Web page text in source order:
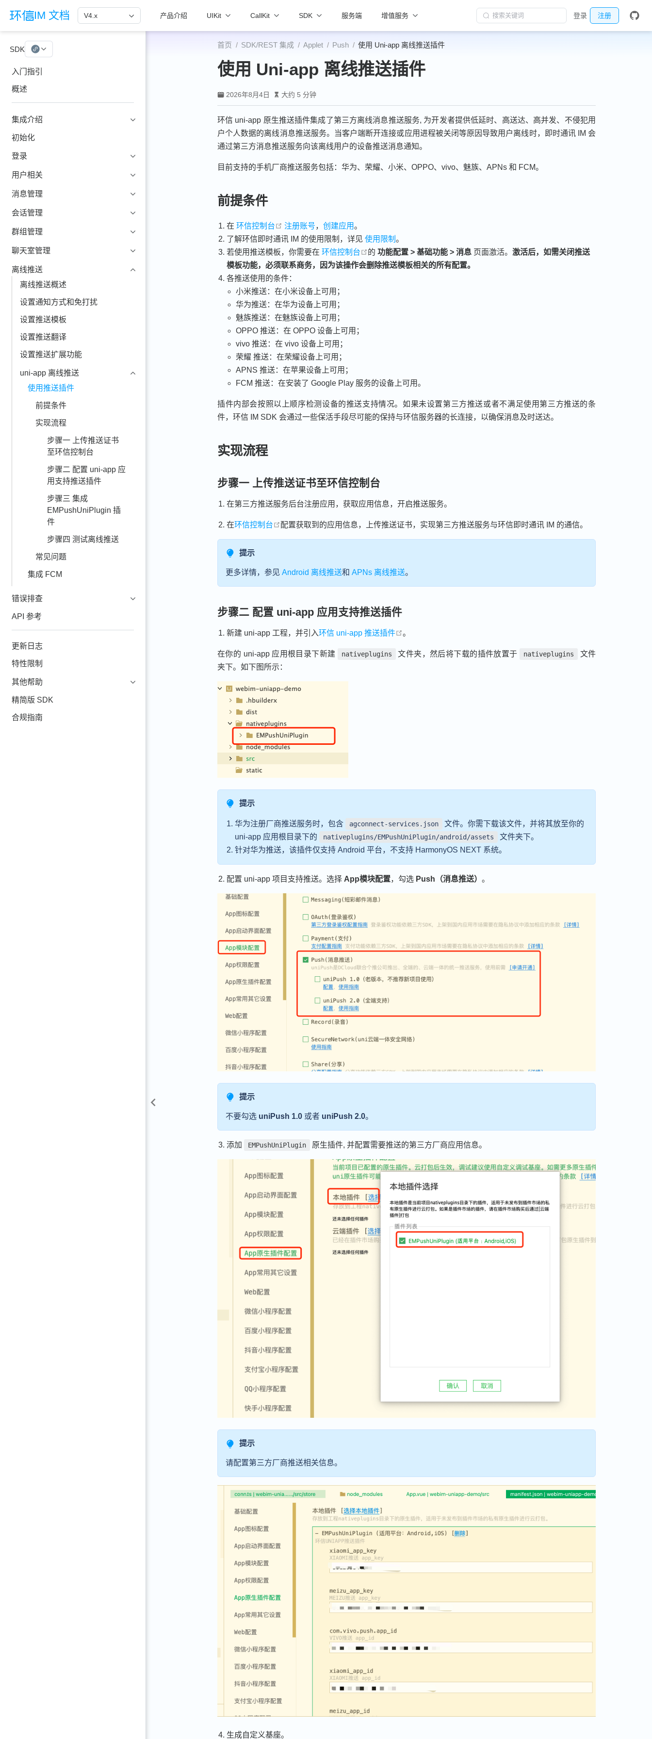
IM 文档 V4.x 产品介绍 UIKit CallKit SDK 服务端 增值服务 搜索关键词 登录 注册
SDK 小程序
入门指引
概述
集成介绍
初始化
登录
用户相关
消息管理
会话管理
群组管理
聊天室管理
离线推送
离线推送概述
设置通知方式和免打扰
设置推送模板
设置推送翻译
设置推送扩展功能
uni-app 离线推送
使用推送插件
前提条件
实现流程
步骤一 上传推送证书
至环信控制台
步骤二 配置 uni-app 应
用支持推送插件
步骤三 集成
EMPushUniPlugin 插
件
步骤四 测试离线推送
常见问题
集成 FCM
错误排查
API 参考
更新日志
特性限制
其他帮助
精简版 SDK
合规指南
首页 SDK/REST 集成 Applet Push 使用 Uni-app 离线推送插件
使用 Uni-app 离线推送插件
2026年8月4日 大约 5 分钟
环信 uni-app 原生推送插件集成了第三方离线消息推送服务, 为开发者提供低延时、高送达、高并发、不侵犯用
户个人数据的离线消息推送服务。当客户端断开连接或应用进程被关闭等原因导致用户离线时，即时通讯 IM 会
通过第三方消息推送服务向该离线用户的设备推送消息通知。
目前支持的手机厂商推送服务包括：华为、荣耀、小米、OPPO、vivo、魅族、APNs 和 FCM。
前提条件
在环信控制台 open in new window
注册账号，创建应用。
了解环信即时通讯 IM 的使用限制，详见使用限制。
若使用推送模板，你需要在环信控制台 open in new window
的功能配置 > 基础功能 > 消息 页面激活。激活后，如需关闭推送
模板功能，必须联系商务，因为该操作会删除推送模板相关的所有配置。
各推送使用的条件：
小米推送：在小米设备上可用；
华为推送：在华为设备上可用；
魅族推送：在魅族设备上可用；
OPPO 推送：在 OPPO 设备上可用；
vivo 推送：在 vivo 设备上可用；
荣耀 推送：在荣耀设备上可用；
APNS 推送：在苹果设备上可用；
FCM 推送：在安装了 Google Play 服务的设备上可用。
插件内部会按照以上顺序检测设备的推送支持情况。如果未设置第三方推送或者不满足使用第三方推送的条
件，环信 IM SDK 会通过一些保活手段尽可能的保持与环信服务器的长连接，以确保消息及时送达。
实现流程
步骤一 上传推送证书至环信控制台
在第三方推送服务后台注册应用，获取应用信息，开启推送服务。
在环信控制台 open in new window
配置获取到的应用信息，上传推送证书，实现第三方推送服务与环信即时通讯 IM 的通信。
提示
更多详情，参见 Android 离线推送和 APNs 离线推送。
步骤二 配置 uni-app 应用支持推送插件
新建 uni-app 工程，并引入环信 uni-app 推送插件 open in new window
。
在你的 uni-app 应用根目录下新建 nativeplugins 文件夹，然后将下载的插件放置于 nativeplugins
文件
夹下。如下图所示：
提示
华为注册厂商推送服务时，包含 agconnect-services.json
文件。你需下载该文件，并将其放至你的
uni-app 应用根目录下的
nativeplugins/EMPushUniPlugin/android/assets
文件夹下。
针对华为推送，该插件仅支持 Android 平台，不支持 HarmonyOS NEXT 系统。
配置 uni-app 项目支持推送。选择 App模块配置，勾选 Push（消息推送）。
提示
不要勾选 uniPush 1.0 或者 uniPush 2.0。
添加 EMPushUniPlugin 原生插件, 并配置需要推送的第三方厂商应用信息。
提示
请配置第三方厂商推送相关信息。
生成自定义基座。